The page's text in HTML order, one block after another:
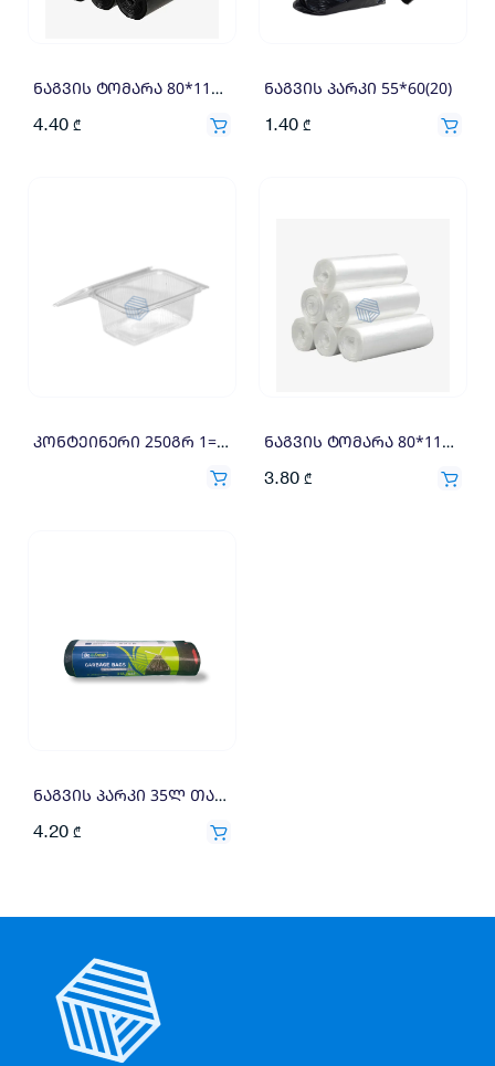
ნაგვის ტომარა 80*110 (10) (23მკრ)
4.40 ₾
ნაგვის პარკი 55*60(20)
1.40 ₾
კონტეინერი 250გრ 1=100X0.08 ნაგვის ტომარა 80*110 (10) თეთრი
3.80 ₾
ნაგვის პარკი 35ლ თასმით (15)
4.20 ₾